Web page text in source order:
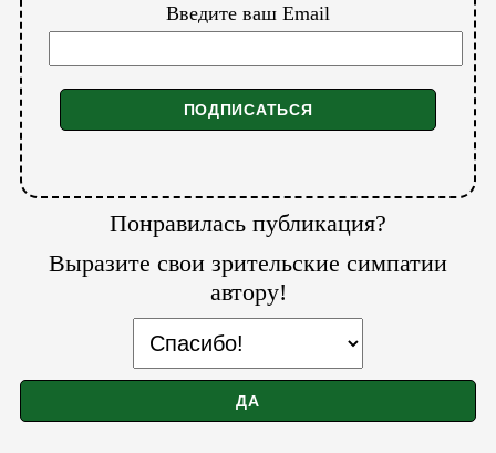
Введите ваш Email
Понравилась публикация?
Выразите свои зрительские симпатии
автору!